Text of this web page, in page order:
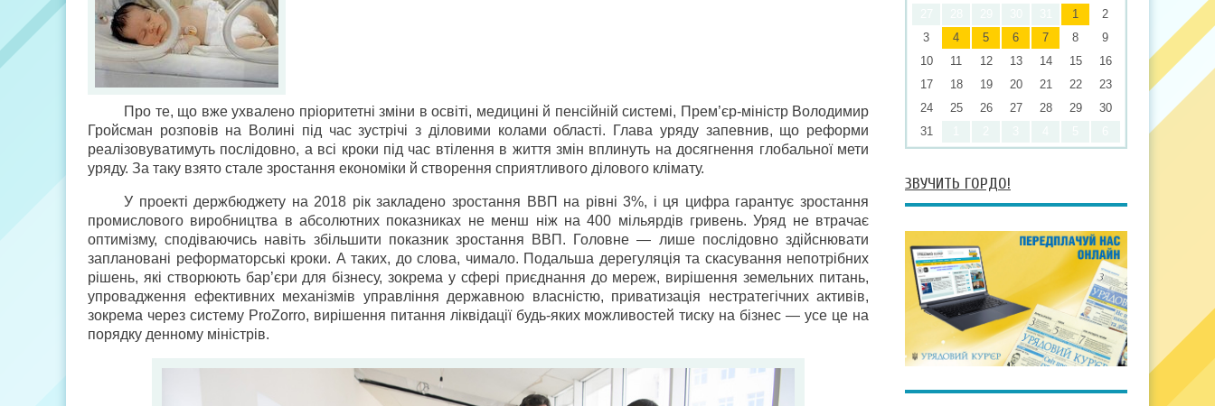
Про те, що вже ухвалено пріоритетні зміни в освіті, медицині й пенсійній системі, Прем’єр-міністр Володимир
Гройсман розповів на Волині під час зустрічі з діловими колами області. Глава уряду запевнив, що реформи
реалізовуватимуть послідовно, а всі кроки під час втілення в життя змін вплинуть на досягнення глобальної мети
уряду. За таку взято стале зростання економіки й створення сприятливого ділового клімату.
У проекті держбюджету на 2018 рік закладено зростання ВВП на рівні 3%, і ця цифра гарантує зростання
промислового виробництва в абсолютних показниках не менш ніж на 400 мільярдів гривень. Уряд не втрачає
оптимізму, сподіваючись навіть збільшити показник зростання ВВП. Головне — лише послідовно здійснювати
заплановані реформаторські кроки. А таких, до слова, чимало. Подальша дерегуляція та скасування непотрібних
рішень, які створюють бар’єри для бізнесу, зокрема у сфері приєднання до мереж, вирішення земельних питань,
упровадження ефективних механізмів управління державною власністю, приватизація нестратегічних активів,
зокрема через систему ProZorro, вирішення питання ліквідації будь-яких можливостей тиску на бізнес — усе це на
порядку денному міністрів.
1
2
3
4 5 6 7 8
9
10
11 12 13 14 15
16
17
18 19 20 21 22
23
24
25 26 27 28 29
30
31
ЗВУЧИТЬ ГОРДО!